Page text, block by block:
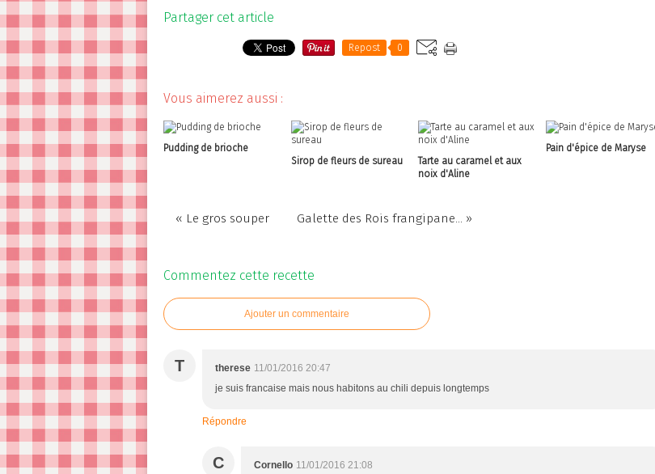
Partager cet article
Repost 0
Vous aimerez aussi :
Pudding de brioche
Sirop de fleurs de sureau
Tarte au caramel et aux
noix d'Aline
Pain d'épice de Maryse
« Le gros souper Galette des Rois frangipane... »
Commentez cette recette
Ajouter un commentaire
T therese 11/01/2016 20:47
je suis francaise mais nous habitons au chili depuis longtemps
Répondre
C Cornello 11/01/2016 21:08